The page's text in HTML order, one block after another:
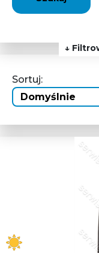
↓
Sortuj: